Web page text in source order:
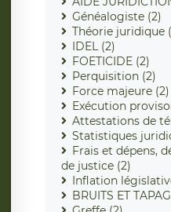
Généalogiste (2)
Théorie juridique
IDEL (2)
FOETICIDE (2)
Perquisition (2)
Force majeure (2)
Exécution
Attestations de
Statistiques
Frais et dépens,
de justice (2)
Inflation
BRUITS ET